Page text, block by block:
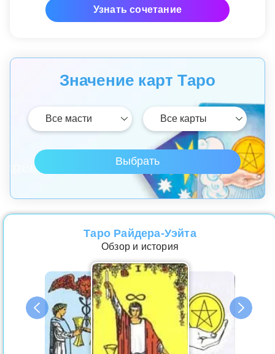
Узнать сочетание
Значение карт Таро
Таро Райдера-Уэйта
Обзор и история